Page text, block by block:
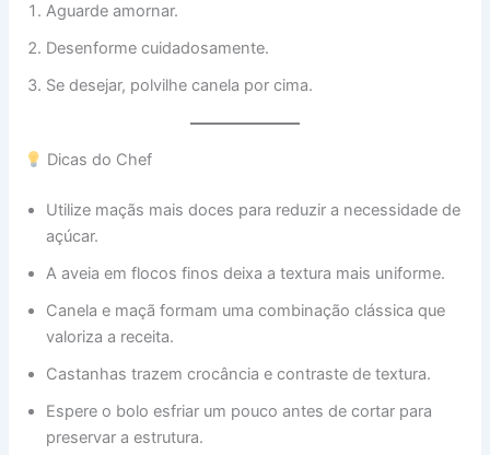
Aguarde amornar.
Desenforme cuidadosamente.
Se desejar, polvilhe canela por cima.
Dicas do Chef
Utilize maçãs mais doces para reduzir a necessidade de
açúcar.
A aveia em flocos finos deixa a textura mais uniforme.
Canela e maçã formam uma combinação clássica que
valoriza a receita.
Castanhas trazem crocância e contraste de textura.
Espere o bolo esfriar um pouco antes de cortar para
preservar a estrutura.